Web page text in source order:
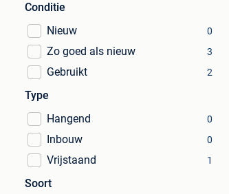
Conditie
Nieuw
0
Zo goed als nieuw 3
Gebruikt 2
Type
Hangend
0
Inbouw 0
Vrijstaand 1
Soort